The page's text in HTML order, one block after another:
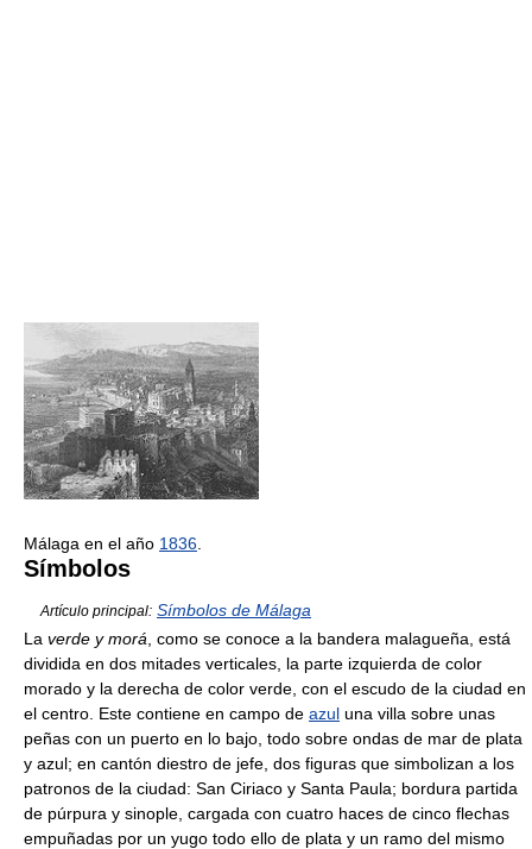
Málaga en el año 1836
Símbolos
Artículo principal: Símbolos de Málaga
La verde y morá , como se conoce a la bandera malagueña, está
dividida en dos mitades verticales, la parte izquierda de color
morado y la derecha de color verde, con el escudo de la ciudad en
el centro. Este contiene en campo de azul una villa sobre unas
peñas con un puerto en lo bajo, todo sobre ondas de mar de plata
y azul; en cantón diestro de jefe, dos figuras que simbolizan a los
patronos de la ciudad: San Ciriaco y Santa Paula; bordura partida
de púrpura y sinople, cargada con cuatro haces de cinco flechas
empuñadas por un yugo todo ello de plata y un ramo del mismo